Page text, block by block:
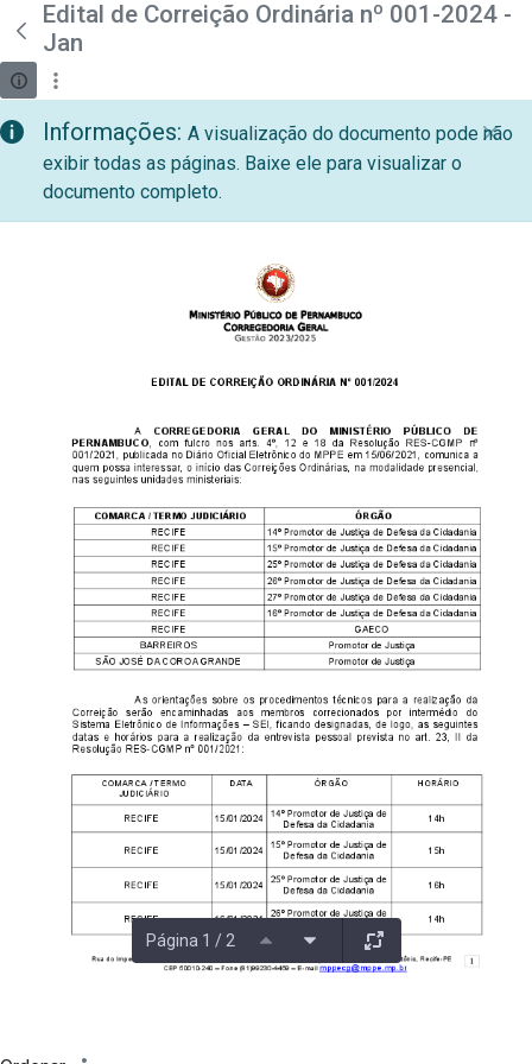
Pular para o Conteúdo principal
teste descricao
Edital de Correição Ordinária nº 001-2024 -
Jan
Informações: A visualização do documento pode não
exibir todas as páginas. Baixe ele para visualizar o
documento completo.
Página 1 / 2